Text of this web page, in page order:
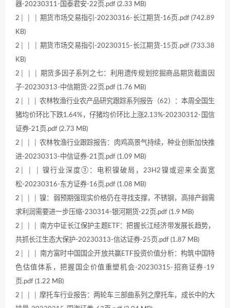
器-20230311-国泰君安-22页.pdf (2.33 MB)
2│ │ │ 期货市场交易指引-20230316-长江期货-16页.pdf (742.89
KB)
2│ │ │ 期货市场交易指引-20230315-长江期货-15页.pdf (733.38
KB)
2│ │ │ 期货多因子系列之七：利用遗传规划挖掘商品期货截面因
子-20230313-中信期货-22页.pdf (1.76 MB)
2│ │ │ 农林牧渔行业农产品研究跟踪系列报告（62）：本周全国生
猪均价环比下跌1.64%，仔猪均价环比上涨2.13%-20230312-国信
证券-21页.pdf (2.73 MB)
2│ │ │ 农林牧渔行业跟踪报告：肉鸡高景气持续，种业创新加快推
进-20230313-中信证券-21页.pdf (1.09 MB)
2│ │ │ 镍行业深度③：电积镍破局，23H2镍或迎来全面宽
松-20230316-东方证券-16页.pdf (1.08 MB)
2│ │ │ 镍：弱预期强现实价格仍在寻找支撑，不锈钢，高排产弱需
求利润需要进一步压缩-230314-银河期货-22页.pdf (1.9 MB)
2│ │ │ 南方中证长江保护主题ETF：把握长江经济带发展长趋势，
共抓长江生态大保护-20230313-信达证券-25页.pdf (1.87 MB)
2│ │ │ 南方富时中国国企开放共赢ETF投资价值分析：构筑中国特
色估值体系，把握国企价值重塑机会-20230315-招商证券-19
页.pdf (1.22 MB)
2│ │ │ 摩托车行业报告：两轮车三部曲系列之摩托车，成长中的大